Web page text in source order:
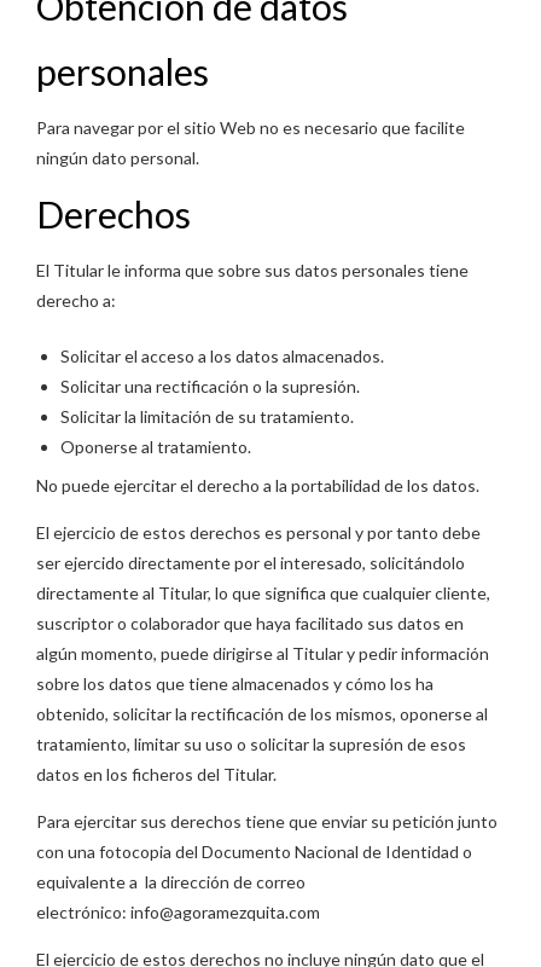
personales
Para navegar por el sitio Web no es necesario que facilite
ningún dato personal.
Derechos
El Titular le informa que sobre sus datos personales tiene
derecho a:
Solicitar el acceso a los datos almacenados.
Solicitar una rectificación o la supresión.
Solicitar la limitación de su tratamiento.
Oponerse al tratamiento.
No puede ejercitar el derecho a la portabilidad de los datos.
El ejercicio de estos derechos es personal y por tanto debe
ser ejercido directamente por el interesado, solicitándolo
directamente al Titular, lo que significa que cualquier cliente,
suscriptor o colaborador que haya facilitado sus datos en
algún momento, puede dirigirse al Titular y pedir información
sobre los datos que tiene almacenados y cómo los ha
obtenido, solicitar la rectificación de los mismos, oponerse al
tratamiento, limitar su uso o solicitar la supresión de esos
datos en los ficheros del Titular.
Para ejercitar sus derechos tiene que enviar su petición junto
con una fotocopia del Documento Nacional de Identidad o
equivalente a la dirección de correo
electrónico: info@agoramezquita.com
El ejercicio de estos derechos no incluye ningún dato que el